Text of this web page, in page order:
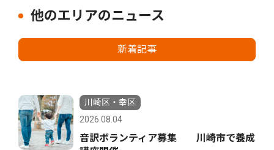
他のエリアのニュース
新着記事
川崎区・幸区
2026.08.04
音訳ボランティア募集 川崎市で養成